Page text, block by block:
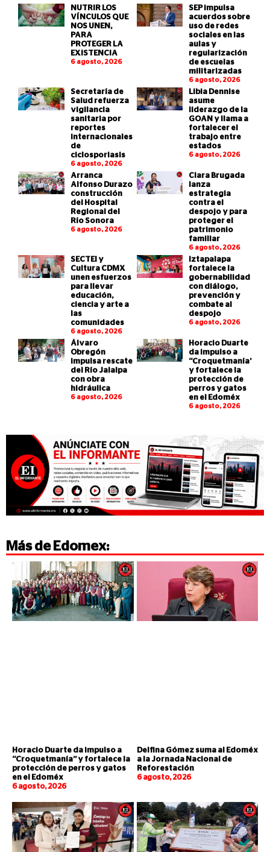
NUTRIR LOS
VÍNCULOS QUE
NOS UNEN,
PARA
PROTEGER LA
EXISTENCIA
6 agosto, 2026
SEP impulsa
acuerdos sobre
uso de redes
sociales en las
aulas y
regularización
de escuelas
militarizadas
6 agosto, 2026
Secretaría de
Salud refuerza
vigilancia
sanitaria por
reportes
internacionales
de
ciclosporiasis
6 agosto, 2026
Libia Dennise
asume
liderazgo de la
GOAN y llama a
fortalecer el
trabajo entre
estados
6 agosto, 2026
Arranca
Alfonso Durazo
construcción
del Hospital
Regional del
Río Sonora
6 agosto, 2026
Clara Brugada
lanza
estrategia
contra el
despojo y para
proteger el
patrimonio
familiar
6 agosto, 2026
SECTEI y
Cultura CDMX
unen esfuerzos
para llevar
educación,
ciencia y arte a
las
comunidades
6 agosto, 2026
Iztapalapa
fortalece la
gobernabilidad
con diálogo,
prevención y
combate al
despojo
6 agosto, 2026
Álvaro
Obregón
impulsa rescate
del Río Jalalpa
con obra
hidráulica
6 agosto, 2026
Horacio Duarte
da impulso a
“Croquetmanía”
y fortalece la
protección de
perros y gatos
en el Edoméx
6 agosto, 2026
Más de Edomex:
Horacio Duarte da impulso a
“Croquetmanía” y fortalece la
protección de perros y gatos
en el Edoméx
6 agosto, 2026
Delfina Gómez suma al Edoméx
a la Jornada Nacional de
Reforestación
6 agosto, 2026